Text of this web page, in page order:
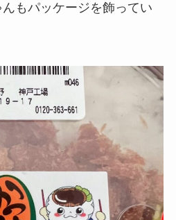
もパッケージを飾ってい